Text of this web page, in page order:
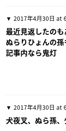
2017年4月30日 at
最近見返したのも
ぬらりひょんの孫
記事内なら鬼灯
2017年4月30日 at
犬夜叉、ぬら孫